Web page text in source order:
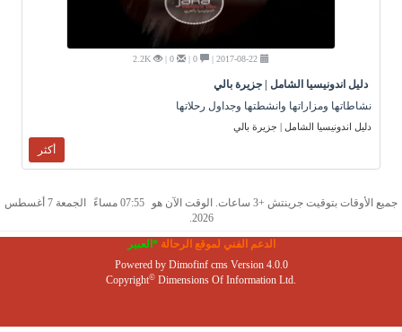
2.2K
دليل اندونيسيا الشامل | جزيرة بالي
نشاطاتها ومزاراتها وانشطتها وجداول رحلاتها
دليل اندونيسيا الشامل | جزيرة بالي
أكثر
جميع الأوقات بتوقيت جرينتش +3 ساعات. الوقت الآن هو 07:55 مساءً
الجمعة 7 أغسطس
2026.
الدعم الفني لموقع الرحالة *العبير
Powered by Dimofinf cmsVersion 4.0.0
Copyright© Dimensions Of Information Ltd.